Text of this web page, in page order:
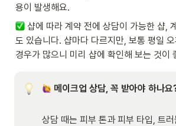
용이 발생해요.
샵에 따라 계약 전에 상담이 가능한 샵,
도 있습니다. 샵마다 다르지만, 보통 평일
경우가 많으니 미리 샵에 확인해 보는 것이
메이크업 상담, 꼭 받아야 하나요
상담 때는 피부 톤과 피부 타입, 트